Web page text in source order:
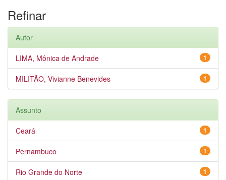
Refinar
Autor
1
LIMA, Mônica de Andrade
1
MILITÃO, Vivianne Benevides
Assunto
1
Ceará
1
Pernambuco
1
Rio Grande do Norte